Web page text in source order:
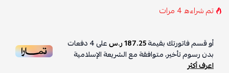
تم شراءه4 مرات
أو قسم فاتورتك بقيمة187.25 ر.س على4دفعات
بدون رسوم تأخير، متوافقة مع الشريعة الإسلامية
اعرف أكثر